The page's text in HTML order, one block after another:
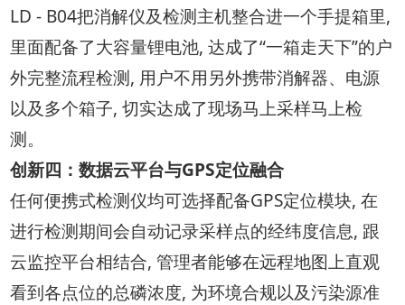
LD - B04把消解仪及检测主机整合进一个手提箱里,
里面配备了大容量锂电池, 达成了“一箱走天下”的户
外完整流程检测, 用户不用另外携带消解器、电源
以及多个箱子, 切实达成了现场马上采样马上检
测。
创新四：数据云平台与GPS定位融合
任何便携式检测仪均可选择配备GPS定位模块, 在
进行检测期间会自动记录采样点的经纬度信息, 跟
云监控平台相结合, 管理者能够在远程地图上直观
看到各点位的总磷浓度, 为环境合规以及污染源准